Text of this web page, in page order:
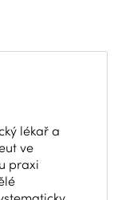
lékař a
ve
praxi